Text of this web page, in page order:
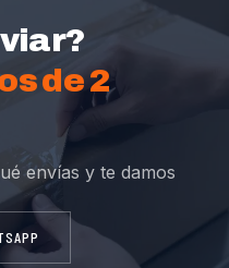
de 2
envías y te damos